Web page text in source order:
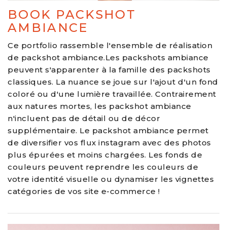
BOOK PACKSHOT
AMBIANCE
Ce portfolio rassemble l'ensemble de réalisation
de packshot ambiance.Les packshots ambiance
peuvent s'apparenter à la famille des packshots
classiques. La nuance se joue sur l'ajout d'un fond
coloré ou d'une lumière travaillée. Contrairement
aux natures mortes, les packshot ambiance
n'incluent pas de détail ou de décor
supplémentaire. Le packshot ambiance permet
de diversifier vos flux instagram avec des photos
plus épurées et moins chargées. Les fonds de
couleurs peuvent reprendre les couleurs de
votre identité visuelle ou dynamiser les vignettes
catégories de vos site e-commerce !